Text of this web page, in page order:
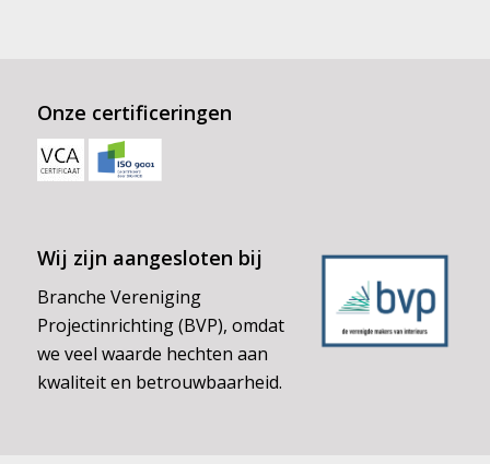
Onze certificeringen
Wij zijn aangesloten bij
Branche Vereniging
Projectinrichting (BVP), omdat
we veel waarde hechten aan
kwaliteit en betrouwbaarheid.